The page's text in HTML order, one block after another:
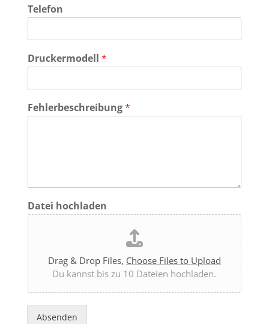
Telefon
Druckermodell *
Fehlerbeschreibung*
Datei hochladen
Drag & Drop Files, Choose Files to Upload
Du kannst bis zu 10 Dateien hochladen.
Absenden